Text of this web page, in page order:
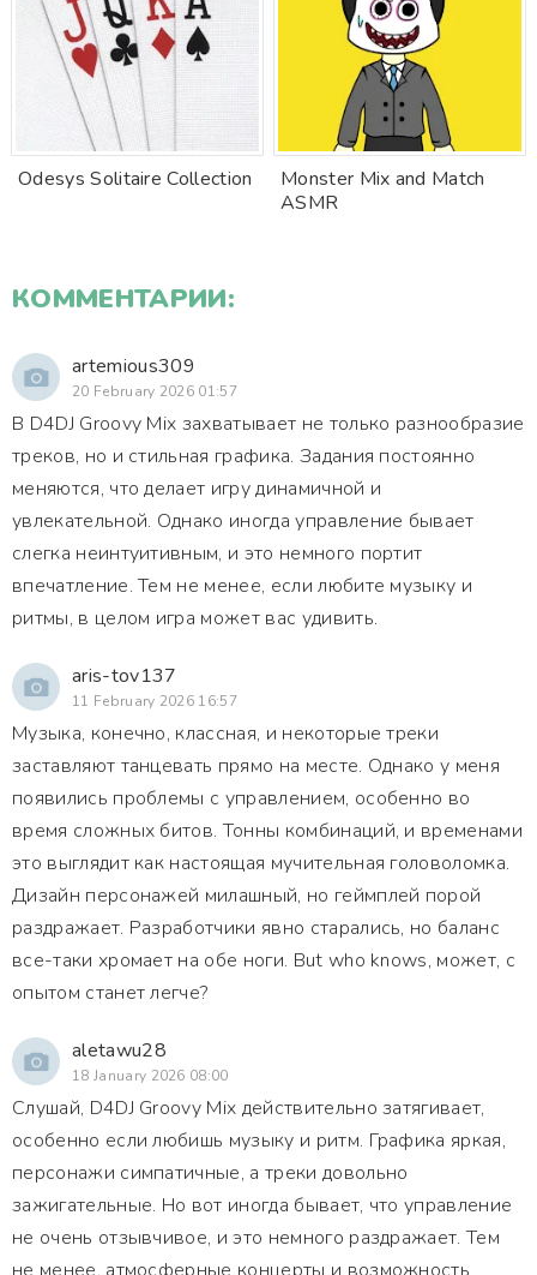
Odesys Solitaire Collection
Monster Mix and Match
ASMR
КОММЕНТАРИИ:
artemious309
20 February 2026 01:57
В D4DJ Groovy Mix захватывает не только разнообразие
треков, но и стильная графика. Задания постоянно
меняются, что делает игру динамичной и
увлекательной. Однако иногда управление бывает
слегка неинтуитивным, и это немного портит
впечатление. Тем не менее, если любите музыку и
ритмы, в целом игра может вас удивить.
aris-tov137
11 February 2026 16:57
Музыка, конечно, классная, и некоторые треки
заставляют танцевать прямо на месте. Однако у меня
появились проблемы с управлением, особенно во
время сложных битов. Тонны комбинаций, и временами
это выглядит как настоящая мучительная головоломка.
Дизайн персонажей милашный, но геймплей порой
раздражает. Разработчики явно старались, но баланс
все-таки хромает на обе ноги. But who knows, может, с
опытом станет легче?
aletawu28
18 January 2026 08:00
Слушай, D4DJ Groovy Mix действительно затягивает,
особенно если любишь музыку и ритм. Графика яркая,
персонажи симпатичные, а треки довольно
зажигательные. Но вот иногда бывает, что управление
не очень отзывчивое, и это немного раздражает. Тем